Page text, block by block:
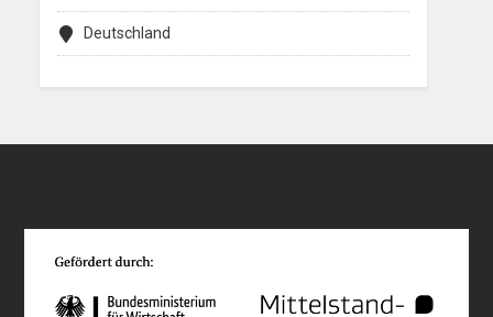
Deutschland